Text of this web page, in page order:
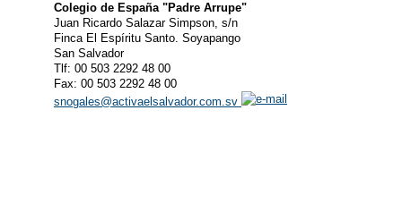
Colegio de España "Padre Arrupe"
Juan Ricardo Salazar Simpson, s/n
Finca El Espíritu Santo. Soyapango
San Salvador
Tlf: 00 503 2292 48 00
Fax: 00 503 2292 48 00
snogales@activaelsalvador.com.sv